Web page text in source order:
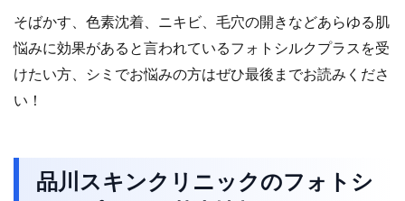
そばかす、色素沈着、ニキビ、毛穴の開きなどあらゆる肌
悩みに効果があると言われているフォトシルクプラスを受
けたい方、シミでお悩みの方はぜひ最後までお読みくださ
い！
品川スキンクリニックのフォトシ